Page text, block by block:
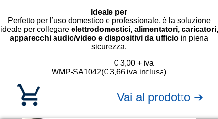
Ideale per
Perfetto per l’uso domestico e professionale, è la soluzione
ideale per collegare elettrodomestici, alimentatori, caricatori,
apparecchi audio/video e dispositivi da ufficio in piena
sicurezza.
WMP-SA1042
€ 3,00 + iva
(€ 3,66 iva inclusa)
Vai al prodotto ➔